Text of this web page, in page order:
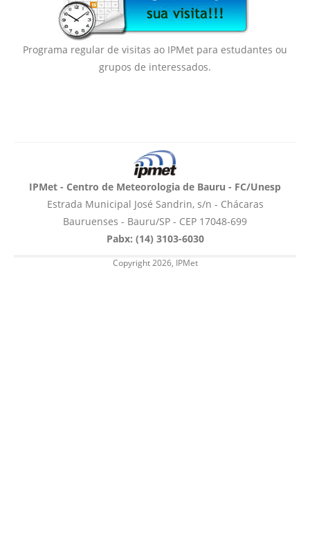
Programa regular de visitas ao IPMet para estudantes ou
grupos de interessados.
IPMet - Centro de Meteorologia de Bauru - FC/Unesp
Estrada Municipal José Sandrin, s/n - Chácaras
Bauruenses - Bauru/SP - CEP 17048-699
Pabx: (14) 3103-6030
Copyright 2026, IPMet